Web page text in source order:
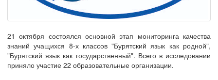
21 октября состоялся основной этап мониторинга качества
знаний учащихся 8-х классов "Бурятский язык как родной",
"Бурятский язык как государственный". Всего в исследовании
приняло участие 22 образовательные организации.